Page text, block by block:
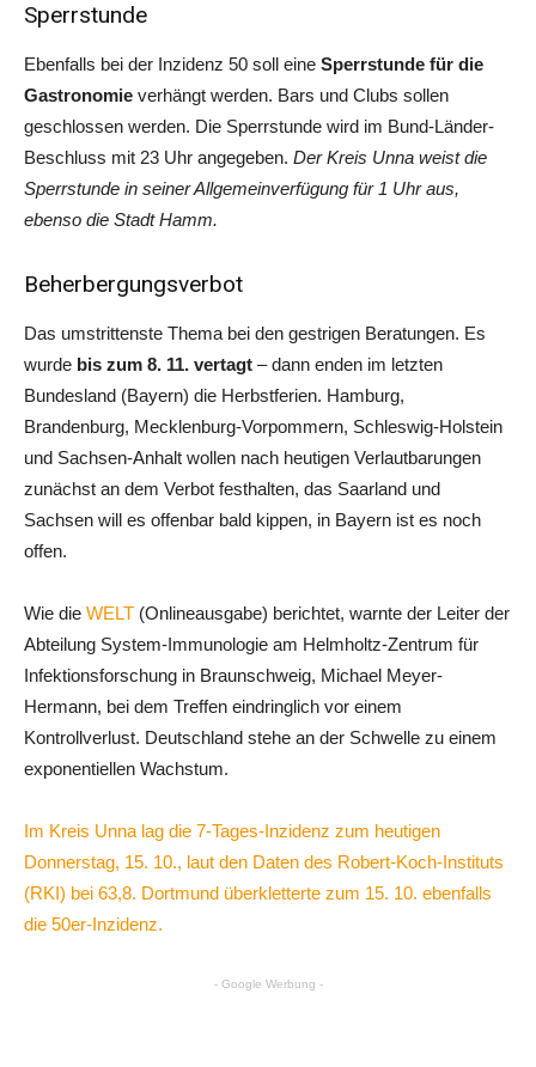
Sperrstunde
Ebenfalls bei der Inzidenz 50 soll eine Sperrstunde für die
Gastronomie verhängt werden. Bars und Clubs sollen
geschlossen werden. Die Sperrstunde wird im Bund-Länder-
Beschluss mit 23 Uhr angegeben. Der Kreis Unna weist die
Sperrstunde in seiner Allgemeinverfügung für 1 Uhr aus,
ebenso die Stadt Hamm.
Beherbergungsverbot
Das umstrittenste Thema bei den gestrigen Beratungen. Es
wurde bis zum 8. 11. vertagt – dann enden im letzten
Bundesland (Bayern) die Herbstferien. Hamburg,
Brandenburg, Mecklenburg-Vorpommern, Schleswig-Holstein
und Sachsen-Anhalt wollen nach heutigen Verlautbarungen
zunächst an dem Verbot festhalten, das Saarland und
Sachsen will es offenbar bald kippen, in Bayern ist es noch
offen.
Wie die WELT (Onlineausgabe) berichtet, warnte der Leiter der
Abteilung System-Immunologie am Helmholtz-Zentrum für
Infektionsforschung in Braunschweig, Michael Meyer-
Hermann, bei dem Treffen eindringlich vor einem
Kontrollverlust. Deutschland stehe an der Schwelle zu einem
exponentiellen Wachstum.
Im Kreis Unna lag die 7-Tages-Inzidenz zum heutigen
Donnerstag, 15. 10., laut den Daten des Robert-Koch-Instituts
(RKI) bei 63,8. Dortmund überkletterte zum 15. 10. ebenfalls
die 50er-Inzidenz.
- Google Werbung -